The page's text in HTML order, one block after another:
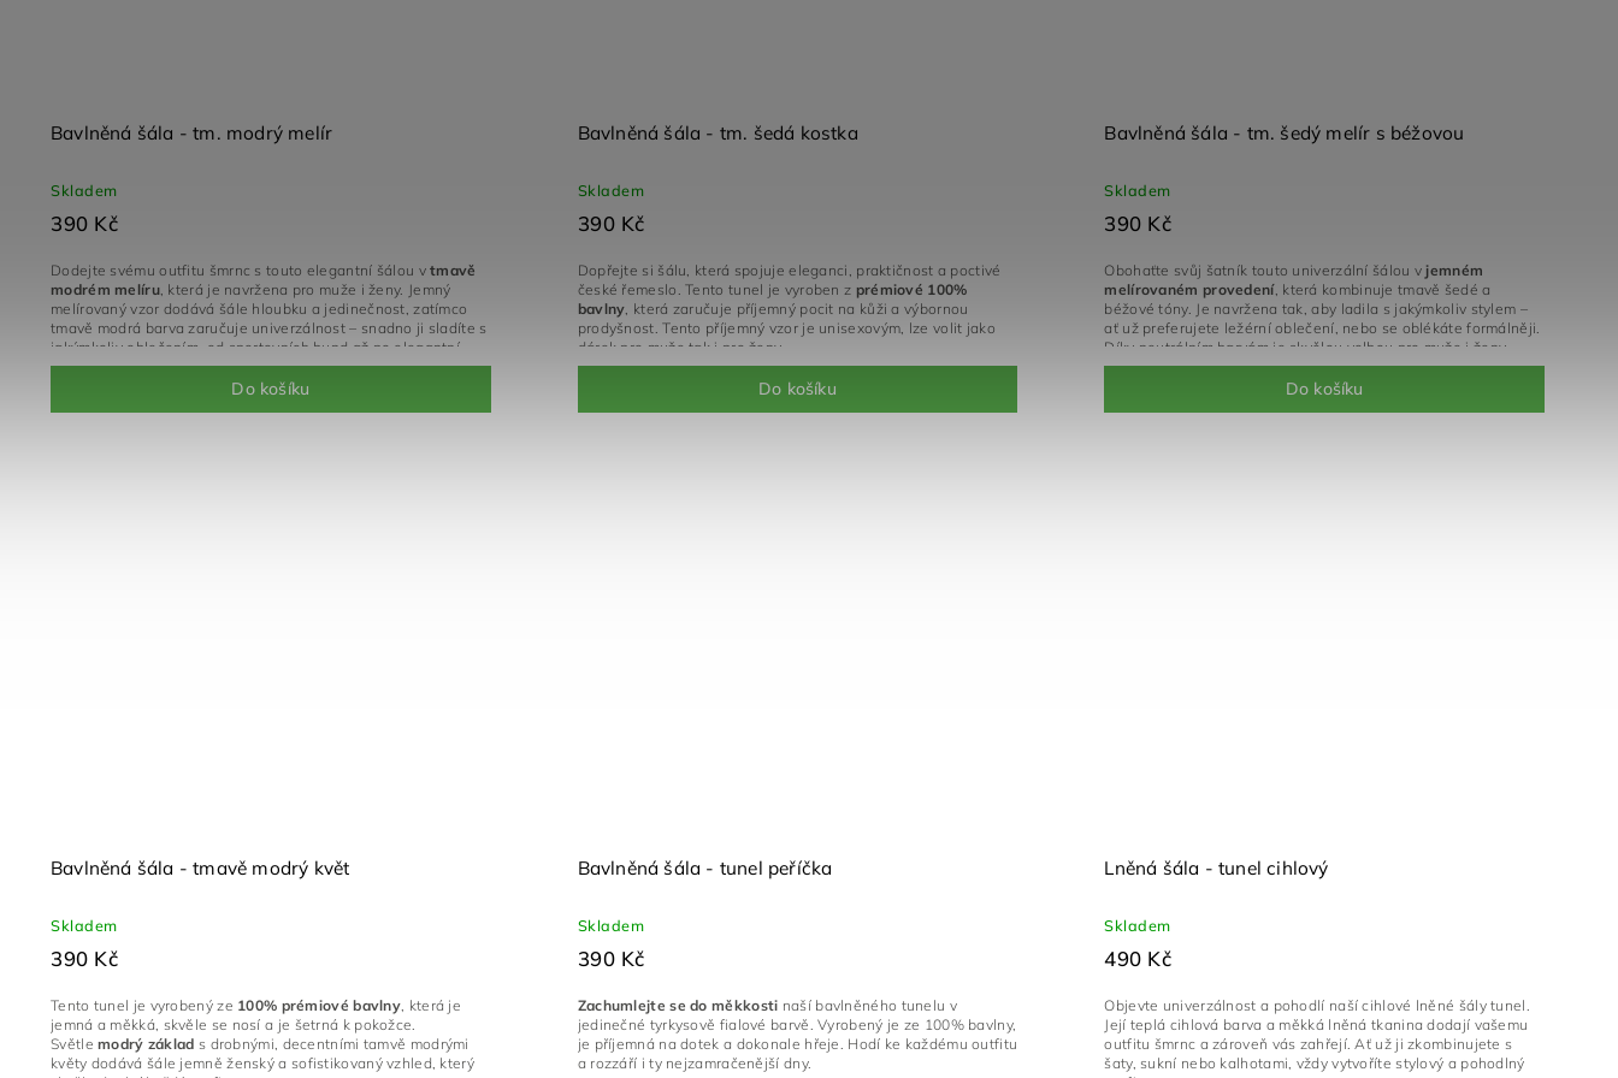
Bavlněná šála - tm. modrý melír
Skladem
390 Kč
Do košíku
Dodejte svému outfitu šmrnc s touto elegantní šálou vtmavě
modrém melíru, která je navržena pro muže i ženy. Jemný
melírovaný vzor dodává šále hloubku a jedinečnost, zatímco
tmavě modrá barva zaručuje univerzálnost – snadno ji sladíte s
jakýmkoliv oblečením, od sportovních bund až po elegantní
kabáty.
Bavlněná šála - tm. šedá kostka
Skladem
390 Kč
Do košíku
Dopřejte si šálu, která spojuje eleganci, praktičnost a poctivé
české řemeslo. Tento tunel je vyroben z prémiové 100%
bavlny, která zaručuje příjemný pocit na kůži a výbornou
prodyšnost. Tento příjemný vzor je unisexovým, lze volit jako
dárek pro muže tak i pro ženy.
Bavlněná šála - tm. šedý melír s béžovou
Skladem
390 Kč
Do košíku
Obohaťte svůj šatník touto univerzální šálou v jemném
melírovaném provedení, která kombinuje tmavě šedé a
béžové tóny. Je navržena tak, aby ladila s jakýmkoliv stylem –
ať už preferujete ležérní oblečení, nebo se oblékáte formálněji.
Díky neutrálním barvám je skvělou volbou pro muže i ženy,
Bavlněná šála - tmavě modrý květ
Skladem
390 Kč
Tento tunel je vyrobený ze 100% prémiové bavlny, která je
jemná a měkká, skvěle se nosí a je šetrná k pokožce.
Světle modrý základ s drobnými, decentními tamvě modrými
květy dodává šále jemně ženský a sofistikovaný vzhled, který
Bavlněná šála - tunel peříčka
Skladem
390 Kč
Zachumlejte se do měkkosti naší bavlněného tunelu v
jedinečné tyrkysově fialové barvě. Vyrobený je ze 100% bavlny,
je příjemná na dotek a dokonale hřeje. Hodí ke každému outfitu
a rozzáří i ty nejzamračenější dny.
Lněná šála - tunel cihlový
Skladem
490 Kč
Objevte univerzálnost a pohodlí naší cihlové lněné šály tunel.
Její teplá cihlová barva a měkká lněná tkanina dodají vašemu
outfitu šmrnc a zároveň vás zahřejí. Ať už ji zkombinujete s
šaty, sukní nebo kalhotami, vždy vytvoříte stylový a pohodlný